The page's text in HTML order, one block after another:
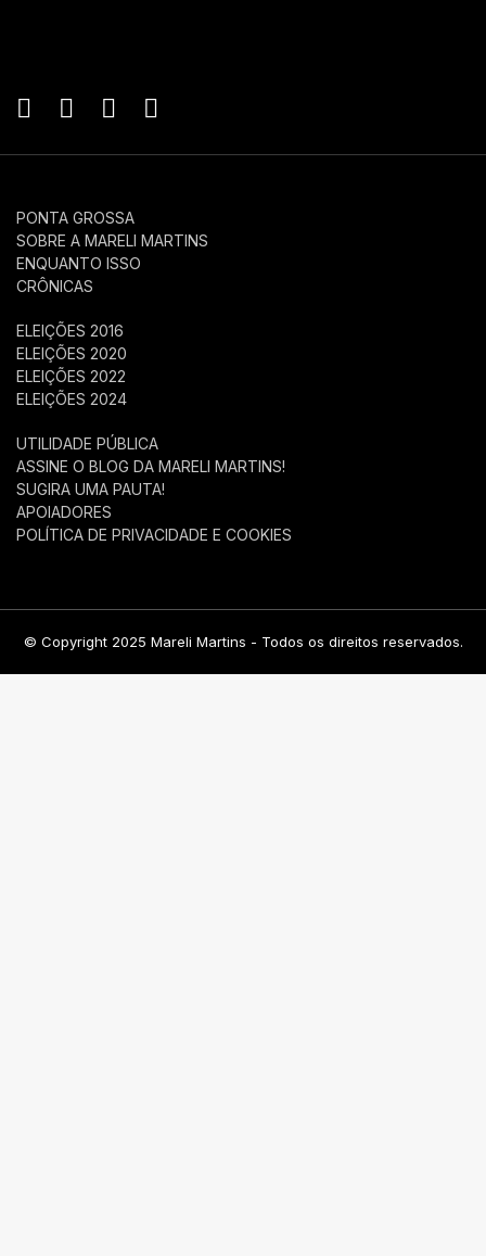
PONTA GROSSA
SOBRE A MARELI MARTINS
ENQUANTO ISSO
CRÔNICAS
ELEIÇÕES 2016
ELEIÇÕES 2020
ELEIÇÕES 2022
ELEIÇÕES 2024
UTILIDADE PÚBLICA
ASSINE O BLOG DA MARELI MARTINS!
SUGIRA UMA PAUTA!
APOIADORES
POLÍTICA DE PRIVACIDADE E COOKIES
© Copyright 2025 Mareli Martins - Todos os direitos reservados.